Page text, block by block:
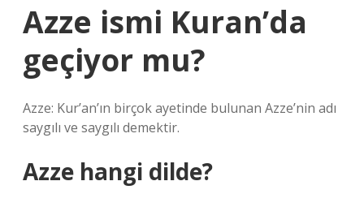
Azze ismi Kuran’da
geçiyor mu?
Azze: Kur’an’ın birçok ayetinde bulunan Azze’nin adı
saygılı ve saygılı demektir.
Azze hangi dilde?